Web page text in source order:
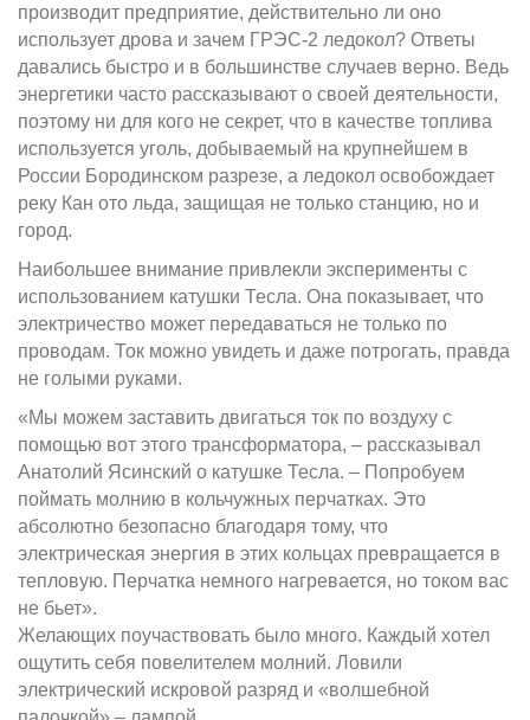
производит предприятие, действительно ли оно
использует дрова и зачем ГРЭС-2 ледокол? Ответы
давались быстро и в большинстве случаев верно. Ведь
энергетики часто рассказывают о своей деятельности,
поэтому ни для кого не секрет, что в качестве топлива
используется уголь, добываемый на крупнейшем в
России Бородинском разрезе, а ледокол освобождает
реку Кан ото льда, защищая не только станцию, но и
город.
Наибольшее внимание привлекли эксперименты с
использованием катушки Тесла. Она показывает, что
электричество может передаваться не только по
проводам. Ток можно увидеть и даже потрогать, правда
не голыми руками.
«Мы можем заставить двигаться ток по воздуху с
помощью вот этого трансформатора, – рассказывал
Анатолий Ясинский о катушке Тесла. – Попробуем
поймать молнию в кольчужных перчатках. Это
абсолютно безопасно благодаря тому, что
электрическая энергия в этих кольцах превращается в
тепловую. Перчатка немного нагревается, но током вас
не бьет».
Желающих поучаствовать было много. Каждый хотел
ощутить себя повелителем молний. Ловили
электрический искровой разряд и «волшебной